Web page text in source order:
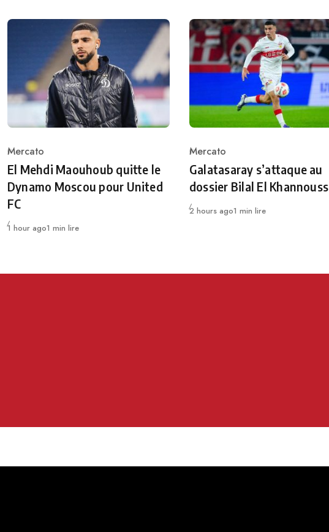
Category
Mercato
El Mehdi Maouhoub quitte le
Dynamo Moscou pour United
FC
Publié
1 hour ago1 min lire
Category
Mercato
Galatasaray s’attaque au
dossier Bilal El Khannouss
Publié
2 hours ago1 min lire